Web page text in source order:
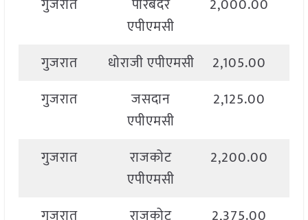
गुजरात
पोरबंदर
एपीएमसी
2,000.00
गुजरात धोराजी एपीएमसी 2,105.00
गुजरात
जसदान
एपीएमसी
2,125.00
गुजरात
राजकोट
एपीएमसी
2,200.00